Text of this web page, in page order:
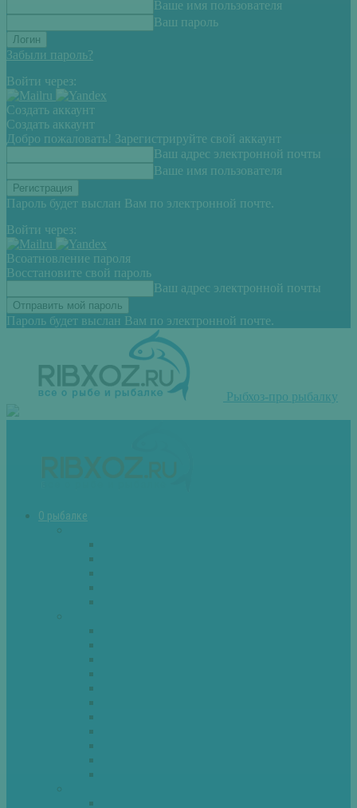
Ваше имя пользователя
Ваш пароль
Забыли пароль?
Войти через:
Создать аккаунт
Создать аккаунт
Добро пожаловать! Зарегистрируйте свой аккаунт
Ваш адрес электронной почты
Ваше имя пользователя
Пароль будет выслан Вам по электронной почте.
Войти через:
Всоатновление пароля
Восстановите свой пароль
Ваш адрес электронной почты
Пароль будет выслан Вам по электронной почте.
Рыбхоз-про рыбалку
О рыбалке